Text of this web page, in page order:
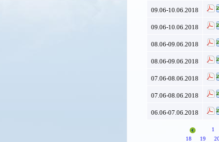
09.06-10.06.2018
09.06-10.06.2018
08.06-09.06.2018
08.06-09.06.2018
07.06-08.06.2018
07.06-08.06.2018
06.06-07.06.2018
1
18
19